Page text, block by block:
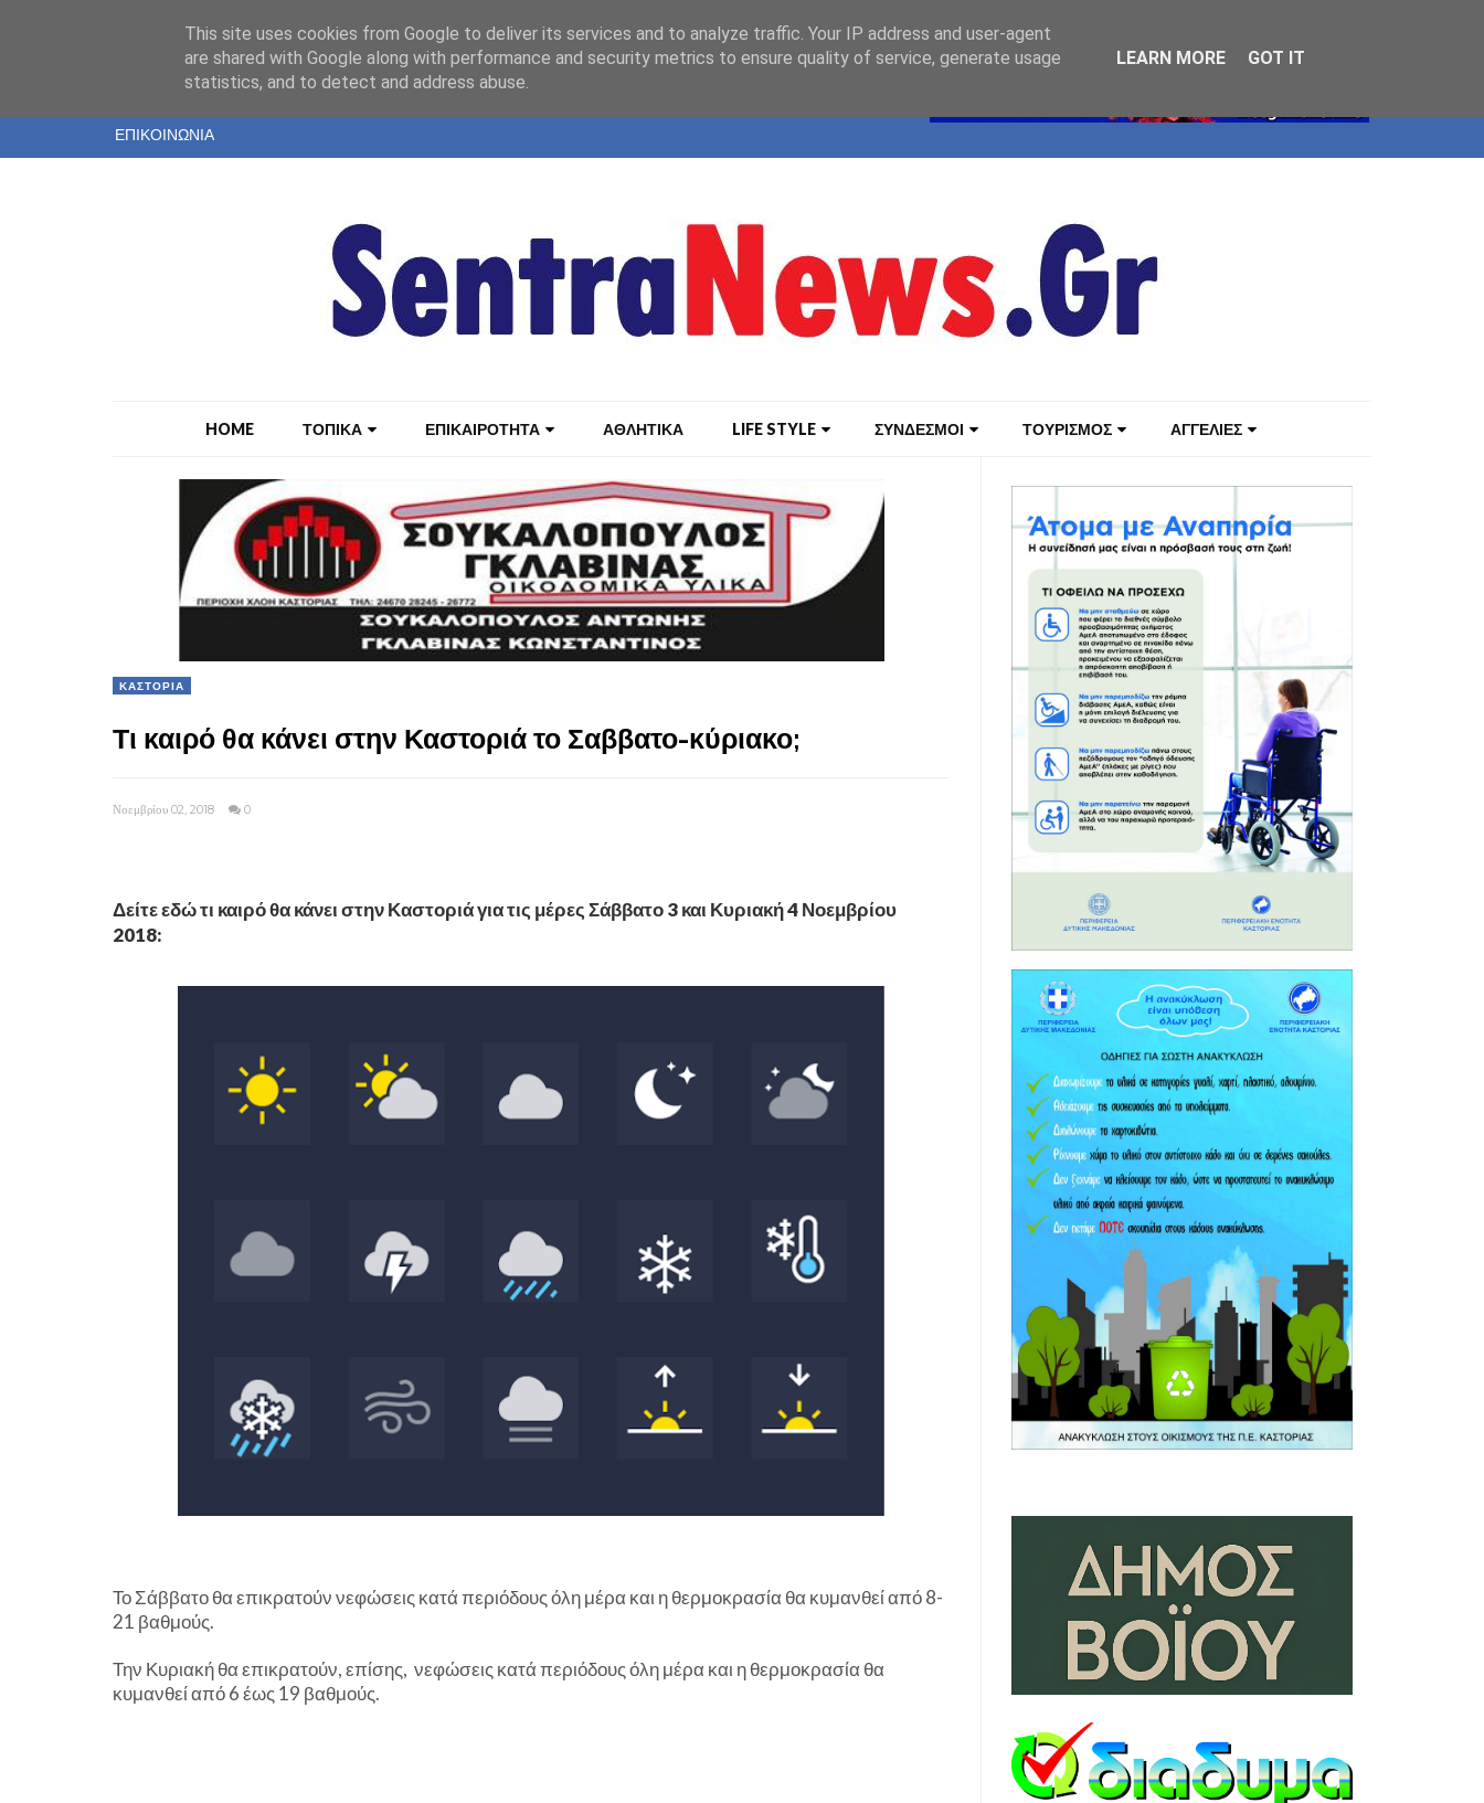
ΤΑΥΤΟΤΗΤΑ
ΕΝΤΥΠΗ ΕΚΔΟΣΗ
ΕΠΙΚΟΙΝΩΝΙΑ
HOME ΤΟΠΙΚΑ ΕΠΙΚΑΙΡΟΤΗΤΑ ΑΘΛΗΤΙΚΑ LIFE STYLE ΣΥΝΔΕΣΜΟΙ ΤΟΥΡΙΣΜΟΣ ΑΓΓΕΛΙΕΣ
ΚΑΣΤΟΡΙΑ
Τι καιρό θα κάνει στην Καστοριά το Σαββατο-κύριακο;
Νοεμβρίου 02, 2018 0
Δείτε εδώ τι καιρό θα κάνει στην Καστοριά για τις μέρες Σάββατο 3 και Κυριακή 4 Νοεμβρίου
2018:
Το Σάββατο θα επικρατούν νεφώσεις κατά περιόδους όλη μέρα και η θερμοκρασία θα κυμανθεί από 8-
21 βαθμούς.
Την Κυριακή θα επικρατούν, επίσης, νεφώσεις κατά περιόδους όλη μέρα και η θερμοκρασία θα
κυμανθεί από 6 έως 19 βαθμούς.
This site uses cookies from Google to deliver its services and to analyze traffic. Your IP address and user-agent
are shared with Google along with performance and security metrics to ensure quality of service, generate usage
statistics, and to detect and address abuse.
LEARN MORE GOT IT